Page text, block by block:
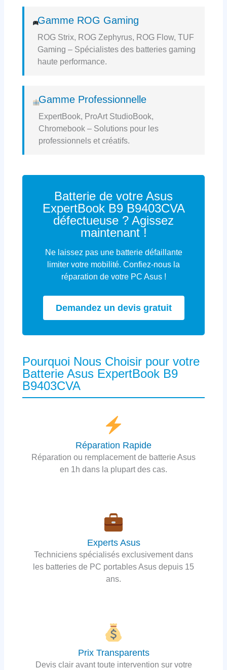
Gamme ROG Gaming
ROG Strix, ROG Zephyrus, ROG Flow, TUF
Gaming – Spécialistes des batteries gaming
haute performance.
Gamme Professionnelle
ExpertBook, ProArt StudioBook,
Chromebook – Solutions pour les
professionnels et créatifs.
Batterie de votre Asus
ExpertBook B9 B9403CVA
défectueuse ? Agissez
maintenant !
Ne laissez pas une batterie défaillante
limiter votre mobilité. Confiez-nous la
réparation de votre PC Asus !
Demandez un devis gratuit
Pourquoi Nous Choisir pour votre
Batterie Asus ExpertBook B9
B9403CVA
Réparation Rapide
Réparation ou remplacement de batterie Asus
en 1h dans la plupart des cas.
Experts Asus
Techniciens spécialisés exclusivement dans
les batteries de PC portables Asus depuis 15
ans.
Prix Transparents
Devis clair avant toute intervention sur votre